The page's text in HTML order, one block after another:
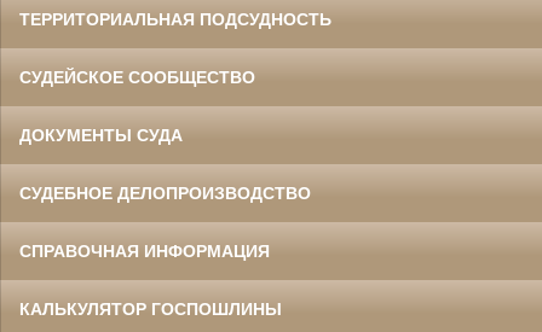
ТЕРРИТОРИАЛЬНАЯ ПОДСУДНОСТЬ
СУДЕЙСКОЕ СООБЩЕСТВО
ДОКУМЕНТЫ СУДА
СУДЕБНОЕ ДЕЛОПРОИЗВОДСТВО
СПРАВОЧНАЯ ИНФОРМАЦИЯ
КАЛЬКУЛЯТОР ГОСПОШЛИНЫ